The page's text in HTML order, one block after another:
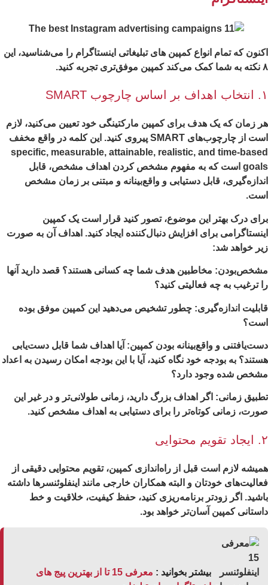
که تمام انواع کمپین های تبلیغاتی اینستاگرام را می‌شناسید، این
کنید.
زمان که یک هدف برای کمپین مارکتینگی خود تعیین می‌کنید، لازم
است از چارچوب‌های SMART پیروی کنید. این کلمه در واقع مخفف
specific, measurable, attainable, realistic, and time-
goals است که به مفهوم مشخص کردن اهداف مشخص، قابل
قابل دستیابی و واقع‌بینانه و مبتنی بر زمان مشخص
درک بهتر این موضوع، تصور کنید قرار است یک کمپین
برای افزایش دنبال‌کننده ایجاد کنید. اهداف آن به صورت
خواهد شد:
مخاطبین هدف شما چه کسانی هستند؟ قصد دارید آنها
ترغیب به چه فعالیتی کنید؟
اندازه‌گیری: چطور تشخیص می‌دهید این کمپین موفق بوده
و واقع‌بینانه بودن کمپین: آیا اهداف شما قابل دست‌یابی
به بودجه خود نگاه کنید، آیا با این بودجه امکان رسیدن به اعداد
شده وجود دارد؟
زمانی: اگر اهداف بزرگ دارید، زمانی طولانی‌تر و در غیر این
زمانی کوتاه‌تر را برای دستیابی به اهداف مشخص کنید.
لازم است قبل از راه‌اندازی کمپین، تقویم محتوایی دقیقی از
خودتان و البته همکاران خارجی مانند اینفلوئنسرها داشته
اگر زودتر برنامه‌ریزی کنید، حفظ کیفیت، خلاقیت و خط
کمپین آسان‌تر خواهد بود.
بیشتر بخوانید :
معرفی 15 تا از بهترین پیج های